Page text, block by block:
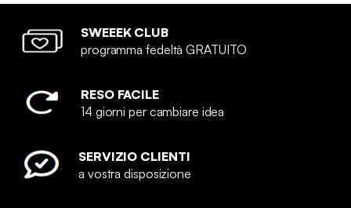
SWEEEK CLUB
programma fedeltà GRATUITO
RESO FACILE
14 giorni per cambiare idea
SERVIZIO CLIENTI
a vostra disposizione